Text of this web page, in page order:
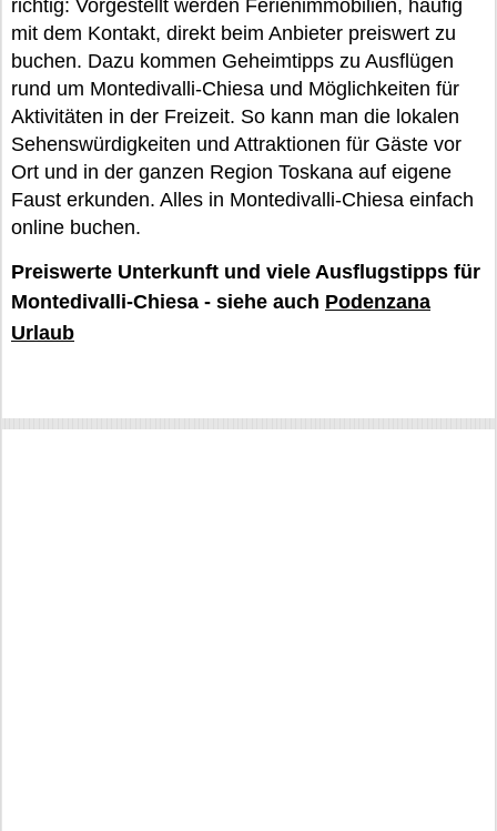
richtig: Vorgestellt werden Ferienimmobilien, häufig
mit dem Kontakt, direkt beim Anbieter preiswert zu
buchen. Dazu kommen Geheimtipps zu Ausflügen
rund um Montedivalli-Chiesa und Möglichkeiten für
Aktivitäten in der Freizeit. So kann man die lokalen
Sehenswürdigkeiten und Attraktionen für Gäste vor
Ort und in der ganzen Region Toskana auf eigene
Faust erkunden. Alles in Montedivalli-Chiesa einfach
online buchen.
Preiswerte Unterkunft und viele Ausflugstipps für
Montedivalli-Chiesa - siehe auch Podenzana
Urlaub